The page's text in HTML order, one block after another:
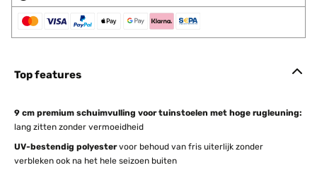
Top features
9 cm premium schuimvulling voor tuinstoelen met hoge rugleuning:
lang zitten zonder vermoeidheid
UV-bestendig polyestervoor behoud van fris uiterlijk zonder
verbleken ook na het hele seizoen buiten